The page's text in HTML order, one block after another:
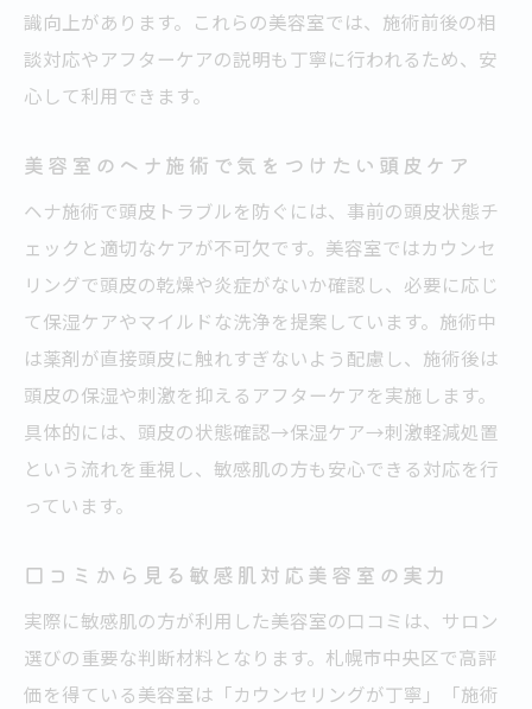
識向上があります。これらの美容室では、施術前後の相
談対応やアフターケアの説明も丁寧に行われるため、安
心して利用できます。
美容室のヘナ施術で気をつけたい頭皮ケア
ヘナ施術で頭皮トラブルを防ぐには、事前の頭皮状態チ
ェックと適切なケアが不可欠です。美容室ではカウンセ
リングで頭皮の乾燥や炎症がないか確認し、必要に応じ
て保湿ケアやマイルドな洗浄を提案しています。施術中
は薬剤が直接頭皮に触れすぎないよう配慮し、施術後は
頭皮の保湿や刺激を抑えるアフターケアを実施します。
具体的には、頭皮の状態確認→保湿ケア→刺激軽減処置
という流れを重視し、敏感肌の方も安心できる対応を行
っています。
口コミから見る敏感肌対応美容室の実力
実際に敏感肌の方が利用した美容室の口コミは、サロン
選びの重要な判断材料となります。札幌市中央区で高評
価を得ている美容室は「カウンセリングが丁寧」「施術